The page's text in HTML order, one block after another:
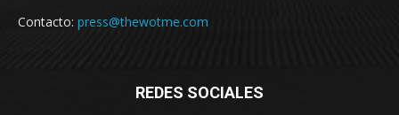
Contacto: press@thewotme.com
REDES SOCIALES